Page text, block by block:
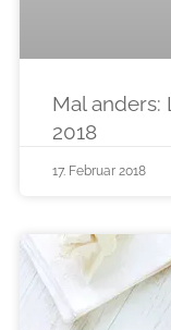
Mal anders:
2018
17. Februar 2018